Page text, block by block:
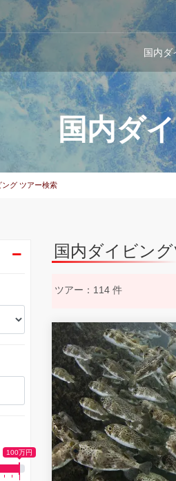
国内ダ
ング ツアー検索
100万円
国内ダイビン
ツアー：114 件
国内ダ